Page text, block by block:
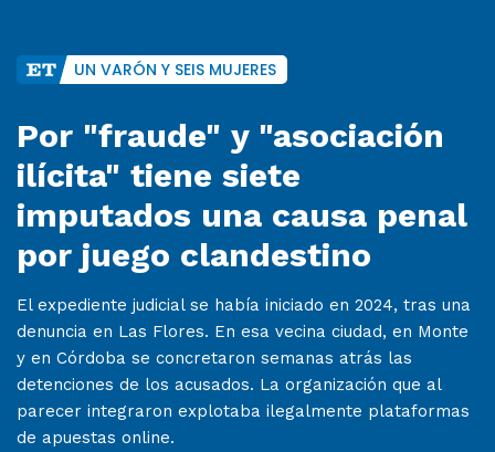
UN VARÓN Y SEIS MUJERES
Por "fraude" y "asociación
ilícita" tiene siete
imputados una causa penal
por juego clandestino
El expediente judicial se había iniciado en 2024, tras una
denuncia en Las Flores. En esa vecina ciudad, en Monte
y en Córdoba se concretaron semanas atrás las
detenciones de los acusados. La organización que al
parecer integraron explotaba ilegalmente plataformas
de apuestas online.